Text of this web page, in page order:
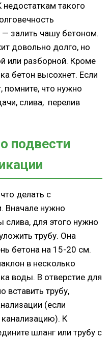
такого
залить чашу бетоном.
довольно долго, но
или разборной. Кроме
бетон высохнет. Если
помните, что нужно
слива, перелив
подвести
делать с
Вначале нужно
слива, для этого нужно
трубу. Она
бетона на 15-20 см.
в несколько
воды. В отверстие для
вставить трубу,
(если
канализацию). К
шланг или трубу с